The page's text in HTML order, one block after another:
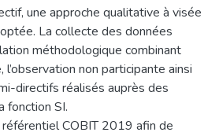
une approche qualitative à visée
La collecte des données
méthodologique combinant
l’observation non participante ainsi
directifs réalisés auprès des
fonction SI.
référentiel COBIT 2019 afin de